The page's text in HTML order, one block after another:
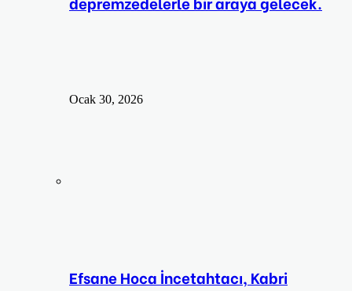
Ocak 30, 2026
Efsane Hoca İncetahtacı, Kabri